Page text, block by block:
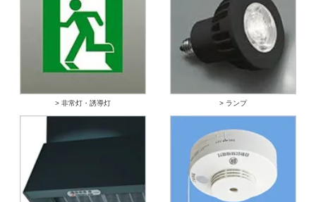
> 非常灯・誘導灯 > ランプ